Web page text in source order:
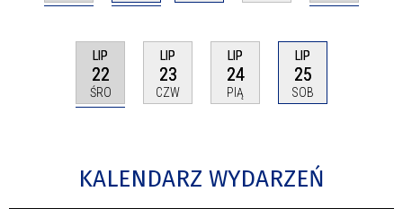
LIP
22
ŚRO
LIP
23
CZW
LIP
24
PIĄ
LIP
25
SOB
KALENDARZ WYDARZEŃ